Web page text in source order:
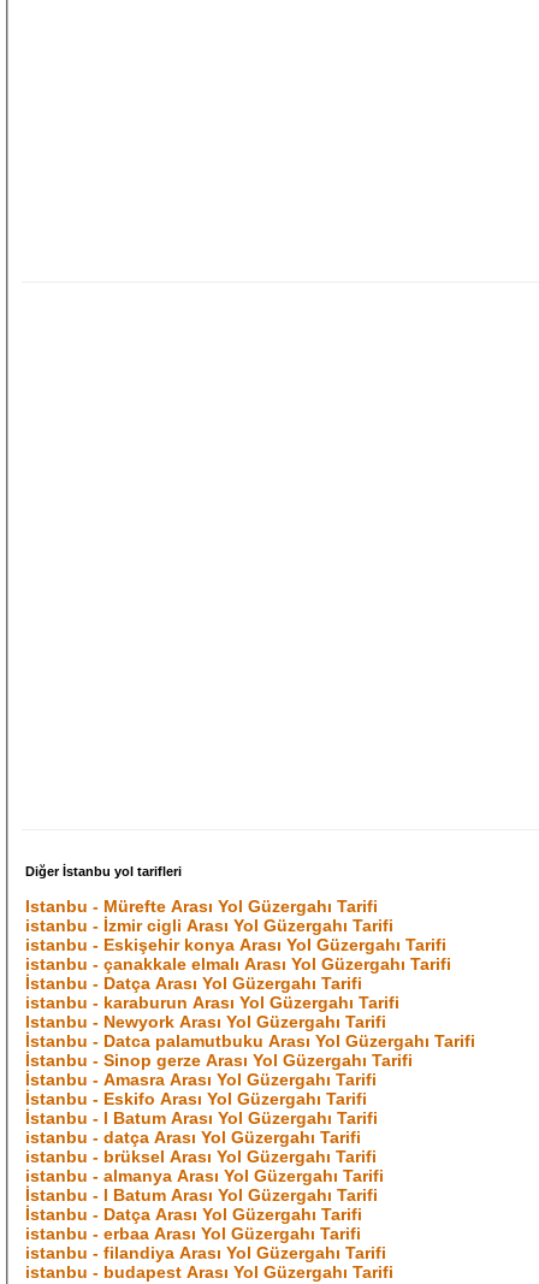
Diğer İstanbu yol tarifleri
Istanbu - Mürefte Arası Yol Güzergahı Tarifi
istanbu - İzmir cigli Arası Yol Güzergahı Tarifi
istanbu - Eskişehir konya Arası Yol Güzergahı Tarifi
istanbu - çanakkale elmalı Arası Yol Güzergahı Tarifi
İstanbu - Datça Arası Yol Güzergahı Tarifi
istanbu - karaburun Arası Yol Güzergahı Tarifi
Istanbu - Newyork Arası Yol Güzergahı Tarifi
İstanbu - Datca palamutbuku Arası Yol Güzergahı Tarifi
İstanbu - Sinop gerze Arası Yol Güzergahı Tarifi
İstanbu - Amasra Arası Yol Güzergahı Tarifi
İstanbu - Eskifo Arası Yol Güzergahı Tarifi
İstanbu - l Batum Arası Yol Güzergahı Tarifi
istanbu - datça Arası Yol Güzergahı Tarifi
istanbu - brüksel Arası Yol Güzergahı Tarifi
istanbu - almanya Arası Yol Güzergahı Tarifi
İstanbu - l Batum Arası Yol Güzergahı Tarifi
İstanbu - Datça Arası Yol Güzergahı Tarifi
istanbu - erbaa Arası Yol Güzergahı Tarifi
istanbu - filandiya Arası Yol Güzergahı Tarifi
istanbu - budapest Arası Yol Güzergahı Tarifi